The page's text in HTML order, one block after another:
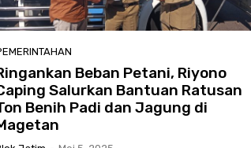
Beban Petani, Riyono
Salurkan Bantuan Ratusan
Benih Padi dan Jagung di